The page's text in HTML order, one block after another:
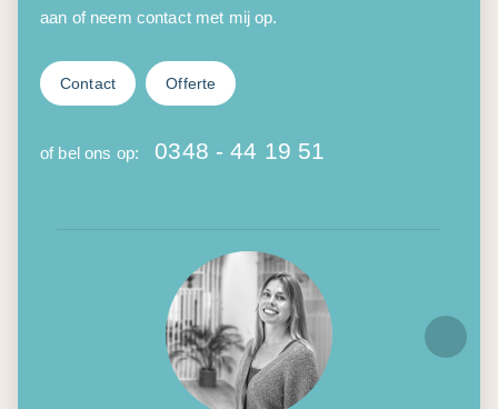
aan of neem contact met mij op.
Contact Offerte
of bel ons op: 0348 - 44 19 51